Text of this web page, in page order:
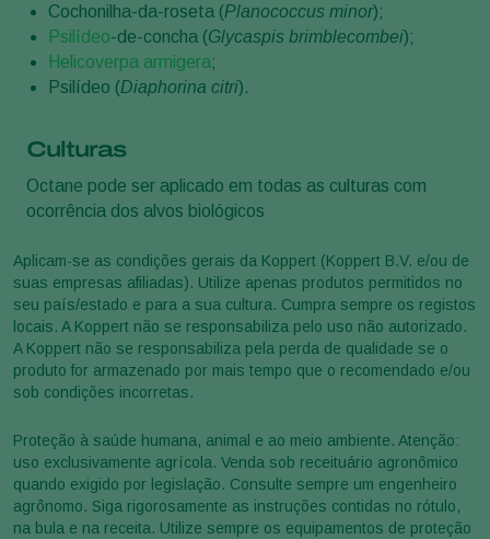
Cochonilha-da-roseta (Planococcus minor);
Psilídeo-de-concha (Glycaspis brimblecombei);
Helicoverpa armigera;
Psilídeo (Diaphorina citri).
Culturas
Octane pode ser aplicado em todas as culturas com
ocorrência dos alvos biológicos
Aplicam-se as condições gerais da Koppert (Koppert B.V. e/ou de
suas empresas afiliadas). Utilize apenas produtos permitidos no
seu país/estado e para a sua cultura. Cumpra sempre os registos
locais. A Koppert não se responsabiliza pelo uso não autorizado.
A Koppert não se responsabiliza pela perda de qualidade se o
produto for armazenado por mais tempo que o recomendado e/ou
sob condições incorretas.
Proteção à saúde humana, animal e ao meio ambiente. Atenção:
uso exclusivamente agrícola. Venda sob receituário agronômico
quando exigido por legislação. Consulte sempre um engenheiro
agrônomo. Siga rigorosamente as instruções contidas no rótulo,
na bula e na receita. Utilize sempre os equipamentos de proteção